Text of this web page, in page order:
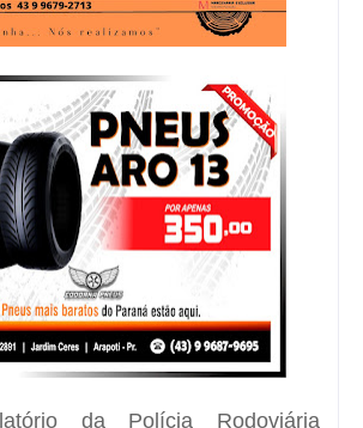
da Polícia Rodoviária